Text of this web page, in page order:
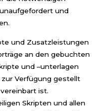
und
und Zusatzleistungen
an den gebuchten
und –unterlagen
Verfügung gestellt
ist.
Skripten und allen